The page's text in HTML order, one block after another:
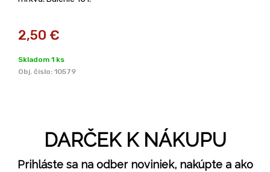
2,50 €
Skladom 1 ks
Obj. čislo: 10579
DARČEK K NÁKUPU
Prihláste sa na odber noviniek, nakúpte a ako